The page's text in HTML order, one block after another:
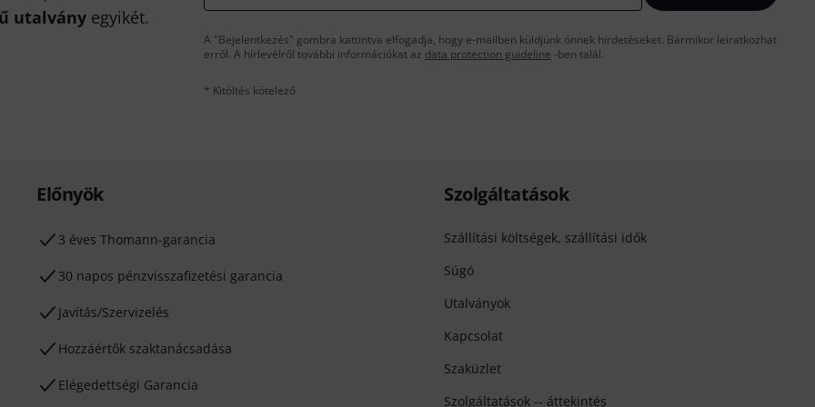
utalvány egyikét.
A "Bejelentkezés" gombra kattintva elfogadja, hogy e-mailben küldjünk önnek hirdetéseket. Bármikor leiratkozhat
erről. A hírlevélről további információkat az data protection guideline -ben talál.
* Kitöltés kötelező
Előnyök
3 éves Thomann-garancia
30 napos pénzvisszafizetési garancia
Javítás/Szervizelés
Hozzáértők szaktanácsadása
Elégedettségi Garancia
Szolgáltatások
Szállítási költségek, szállítási idők
Súgó
Utalványok
Kapcsolat
Szaküzlet
Szolgáltatások -- áttekintés